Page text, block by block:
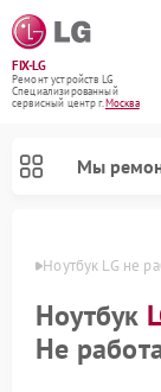
FIX-LG
Ремонт устройств LG
Специализированный
cервисный центр г.Москва
Мы
Ноутбук LG не
Ноутбук
Не